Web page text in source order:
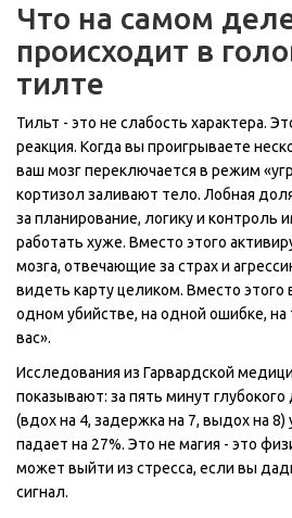
Что на самом
происходит в
тилте
Тильт - это не слабость характера.
реакция. Когда вы проигрываете
ваш мозг переключается в режим
кортизол заливают тело. Лобная
за планирование, логику и контроль
работать хуже. Вместо этого
мозга, отвечающие за страх и
видеть карту целиком. Вместо этого
одном убийстве, на одной ошибке, на
вас».
Исследования из Гарвардской
показывают: за пять минут
(вдох на 4, задержка на 7, выдох на 8)
падает на 27%. Это не магия - это
может выйти из стресса, если вы
сигнал.